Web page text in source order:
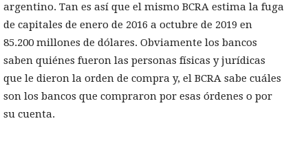
argentino. Tan es así que el mismo BCRA estima la fuga
de capitales de enero de 2016 a octubre de 2019 en
85.200 millones de dólares. Obviamente los bancos
saben quiénes fueron las personas físicas y jurídicas
que le dieron la orden de compra y, el BCRA sabe cuáles
son los bancos que compraron por esas órdenes o por
su cuenta.